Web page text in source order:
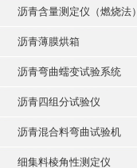
沥青含量测定仪（燃烧法）
沥青薄膜烘箱
沥青弯曲蠕变试验系统
沥青四组分试验仪
沥青混合料弯曲试验机
细集料棱角性测定仪